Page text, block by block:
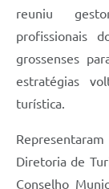
reuniu
profissionais
grossenses
estratégias
turística.
Diretoria de
Conselho